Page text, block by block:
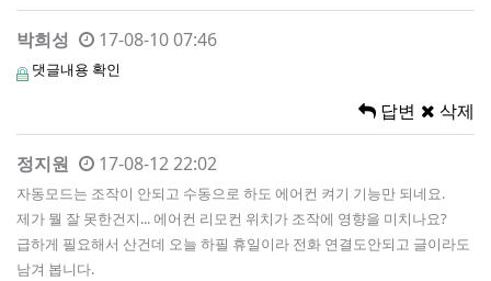
박희성 17-08-10 07:46
댓글내용 확인
답변 삭제
정지원 17-08-12 22:02
자동모드는 조작이 안되고 수동으로 하도 에어컨 켜기 기능만 되네요.
제가 뭘 잘 못한건지... 에어컨 리모컨 위치가 조작에 영향을 미치나요?
급하게 필요해서 산건데 오늘 하필 휴일이라 전화 연결도안되고 글이라도
남겨 봅니다.